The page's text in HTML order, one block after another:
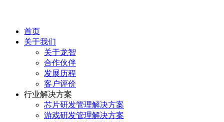
首页
关于我们
关于龙智
合作伙伴
发展历程
客户评价
行业解决方案
芯片研发管理解决方案
游戏研发管理解决方案